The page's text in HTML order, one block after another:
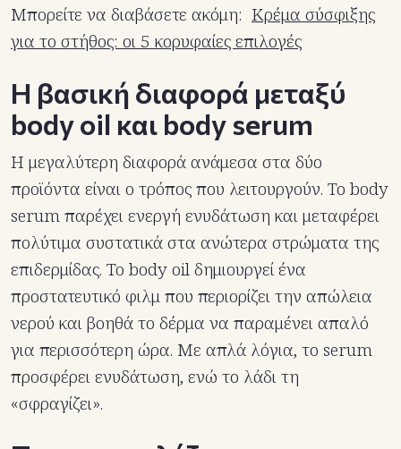
Μπορείτε να διαβάσετε ακόμη: Κρέμα σύσφιξης
για το στήθος: οι 5 κορυφαίες επιλογές
Η βασική διαφορά μεταξύ
body oil και body serum
Η μεγαλύτερη διαφορά ανάμεσα στα δύο
προϊόντα είναι ο τρόπος που λειτουργούν. Το body
serum παρέχει ενεργή ενυδάτωση και μεταφέρει
πολύτιμα συστατικά στα ανώτερα στρώματα της
επιδερμίδας. Το body oil δημιουργεί ένα
προστατευτικό φιλμ που περιορίζει την απώλεια
νερού και βοηθά το δέρμα να παραμένει απαλό
για περισσότερη ώρα. Με απλά λόγια, το serum
προσφέρει ενυδάτωση, ενώ το λάδι τη
«σφραγίζει».